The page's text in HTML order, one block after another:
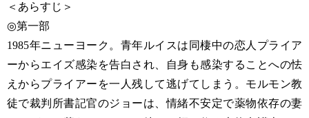
＜あらすじ＞
◎第一部
1985年ニューヨーク。青年ルイスは同棲中の恋人プライア
ーからエイズ感染を告白され、自身も感染することへの怯
えからプライアーを一人残して逃げてしまう。モルモン教
徒で裁判所書記官のジョーは、情緒不安定で薬物依存の妻